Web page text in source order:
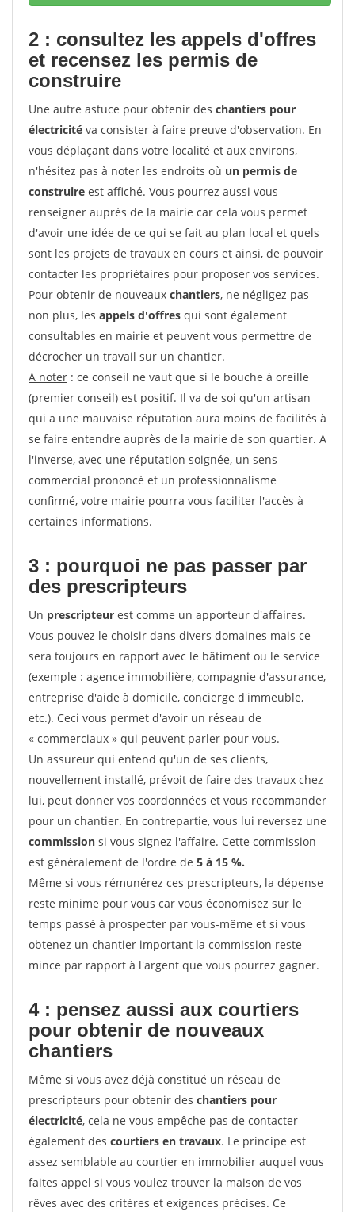
2 : consultez les appels d'offres
et recensez les permis de
construire
Une autre astuce pour obtenir des chantiers pour
électricité va consister à faire preuve d'observation. En
vous déplaçant dans votre localité et aux environs,
n'hésitez pas à noter les endroits où un permis de
construire est affiché. Vous pourrez aussi vous
renseigner auprès de la mairie car cela vous permet
d'avoir une idée de ce qui se fait au plan local et quels
sont les projets de travaux en cours et ainsi, de pouvoir
contacter les propriétaires pour proposer vos services.
Pour obtenir de nouveaux chantiers, ne négligez pas
non plus, les appels d'offres qui sont également
consultables en mairie et peuvent vous permettre de
décrocher un travail sur un chantier.
A noter : ce conseil ne vaut que si le bouche à oreille
(premier conseil) est positif. Il va de soi qu'un artisan
qui a une mauvaise réputation aura moins de facilités à
se faire entendre auprès de la mairie de son quartier. A
l'inverse, avec une réputation soignée, un sens
commercial prononcé et un professionnalisme
confirmé, votre mairie pourra vous faciliter l'accès à
certaines informations.
3 : pourquoi ne pas passer par
des prescripteurs
Un prescripteur est comme un apporteur d'affaires.
Vous pouvez le choisir dans divers domaines mais ce
sera toujours en rapport avec le bâtiment ou le service
(exemple : agence immobilière, compagnie d'assurance,
entreprise d'aide à domicile, concierge d'immeuble,
etc.). Ceci vous permet d'avoir un réseau de
« commerciaux » qui peuvent parler pour vous.
Un assureur qui entend qu'un de ses clients,
nouvellement installé, prévoit de faire des travaux chez
lui, peut donner vos coordonnées et vous recommander
pour un chantier. En contrepartie, vous lui reversez une
commission si vous signez l'affaire. Cette commission
est généralement de l'ordre de 5 à 15 %.
Même si vous rémunérez ces prescripteurs, la dépense
reste minime pour vous car vous économisez sur le
temps passé à prospecter par vous-même et si vous
obtenez un chantier important la commission reste
mince par rapport à l'argent que vous pourrez gagner.
4 : pensez aussi aux courtiers
pour obtenir de nouveaux
chantiers
Même si vous avez déjà constitué un réseau de
prescripteurs pour obtenir des chantiers pour
électricité, cela ne vous empêche pas de contacter
également des courtiers en travaux. Le principe est
assez semblable au courtier en immobilier auquel vous
faites appel si vous voulez trouver la maison de vos
rêves avec des critères et exigences précises. Ce